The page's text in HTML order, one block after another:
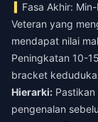
Fasa Akhir:
Veteran yang
mendapat nilai
Peningkatan 10-
bracket
Hierarki: Pastikan
pengenalan